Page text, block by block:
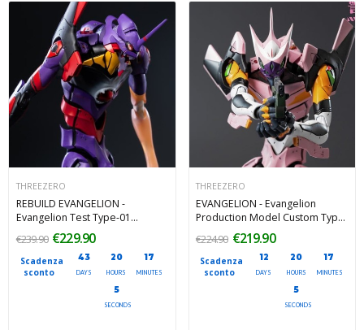
THREEZERO
REBUILD EVANGELION -
Evangelion Test Type-01
Pseudo DMS Phase ThreeZero
Robo-Dou Action Figure 25 cm
Scadenza
sconto
43
DAYS
20
HOURS
17
MINUTES
4
SECONDS
€239.90 €229.90
THREEZERO
EVANGELION - Evangelion
Production Model Custom Type-
08a (Evangelion New Theatrical
Edition) Robo-Dou Action Figure
25 cm
Scadenza
sconto
12
DAYS
20
HOURS
17
MINUTES
4
SECONDS
€224.90 €219.90